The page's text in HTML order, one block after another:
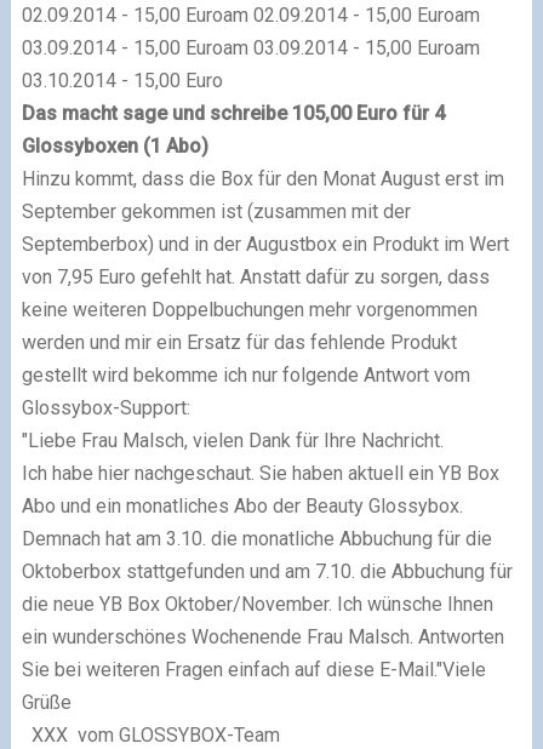
02.09.2014 - 15,00 Euroam 02.09.2014 - 15,00 Euroam
03.09.2014 - 15,00 Euroam 03.09.2014 - 15,00 Euroam
03.10.2014 - 15,00 Euro
Das macht sage und schreibe 105,00 Euro für 4
Glossyboxen(1 Abo)
Hinzu kommt, dass die Box für den Monat August erst im
September gekommen ist (zusammen mit der
Septemberbox) und in der Augustbox ein Produkt im Wert
von 7,95 Euro gefehlt hat. Anstatt dafür zu sorgen, dass
keine weiteren Doppelbuchungen mehr vorgenommen
werden und mir ein Ersatz für das fehlende Produkt
gestellt wird bekomme ich nur folgende Antwort vom
Glossybox-Support:
"Liebe Frau Malsch, vielen Dank für Ihre Nachricht.
Ich habe hier nachgeschaut. Sie haben aktuell ein YB Box
Abo und ein monatliches Abo der Beauty Glossybox.
Demnach hat am 3.10. die monatliche Abbuchung für die
Oktoberbox stattgefunden und am 7.10. die Abbuchung für
die neue YB Box Oktober/November. Ich wünsche Ihnen
ein wunderschönes Wochenende Frau Malsch. Antworten
Sie bei weiteren Fragen einfach auf diese E-Mail."Viele
Grüße
XXX vom GLOSSYBOX-Team